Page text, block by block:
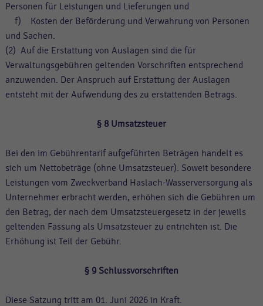
Personen für Leistungen und Lieferungen und
f) Kosten der Beförderung und Verwahrung von Personen
und Sachen.
(2) Auf die Erstattung von Auslagen sind die für
Verwaltungsgebühren geltenden Vorschriften entsprechend
anzuwenden. Der Anspruch auf Erstattung der Auslagen
entsteht mit der Aufwendung des zu erstattenden Betrags.
§ 8 Umsatzsteuer
Bei den im Gebührentarif aufgeführten Beträgen handelt es
sich um Nettobeträge (ohne Umsatzsteuer). Soweit besondere
Leistungen vom Zweckverband Haslach-Wasserversorgung als
Unternehmer erbracht werden, erhöhen sich die Gebühren um
den Betrag, der nach dem Umsatzsteuergesetz in der jeweils
geltenden Fassung als Umsatzsteuer zu entrichten ist. Die
Erhöhung ist Teil der Gebühr.
§ 9 Schlussvorschriften
Diese Satzung tritt am 01. Juni 2026 in Kraft.